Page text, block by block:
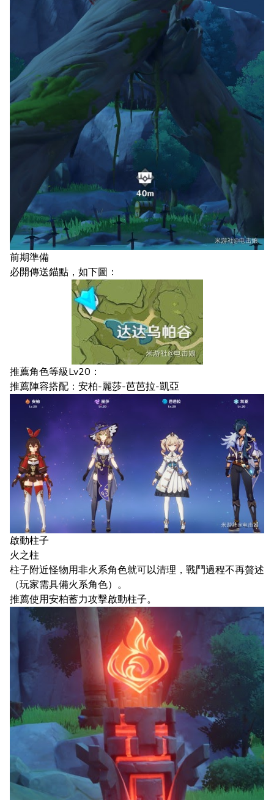
前期準備
必開傳送錨點，如下圖：
推薦角色等級Lv20：
推薦陣容搭配：安柏-麗莎-芭芭拉-凱亞
啟動柱子
火之柱
柱子附近怪物用非火系角色就可以清理，戰鬥過程不再贅述
（玩家需具備火系角色）。
推薦使用安柏蓄力攻擊啟動柱子。